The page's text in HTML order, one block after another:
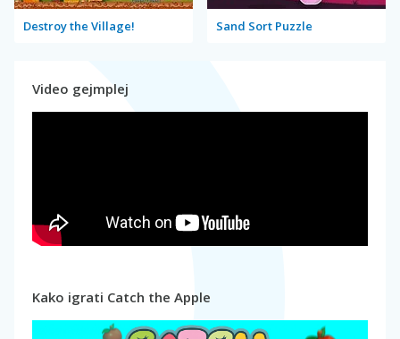
Destroy the Village! Sand Sort Puzzle
Video gejmplej
Kako igrati Catch the Apple